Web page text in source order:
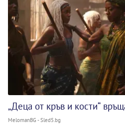
„Деца от кръв и кости“
MelomanBG - Sled5.bg